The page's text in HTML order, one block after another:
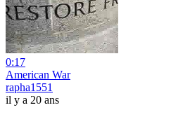
0:17
American War
rapha1551
il y a 20 ans